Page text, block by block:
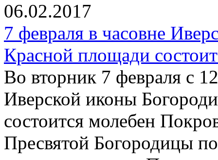
06.02.2017
7 февраля в часовне
Красной площади
Во вторник 7 февраля с
Иверской иконы
состоится молебен
Пресвятой Богородицы